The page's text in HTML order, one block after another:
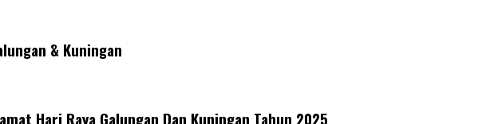
& Kuningan
Hari Raya Galungan Dan Kuningan Tahun 2025